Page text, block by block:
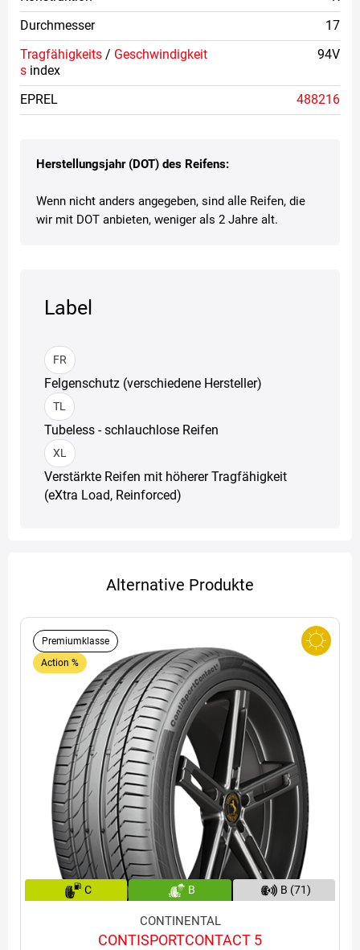
Herstellungsjahr (DOT) des Reifens:
Wenn nicht anders angegeben, sind alle Reifen, die
wir mit DOT anbieten, weniger als 2 Jahre alt.
Label
FR
Felgenschutz (verschiedene Hersteller)
TL
Tubeless - schlauchlose Reifen
XL
Verstärkte Reifen mit höherer Tragfähigkeit
(eXtra Load, Reinforced)
Durchmesser
17
Tragfähigkeits / Geschwindigkeit
s index
94V
EPREL 488216
Alternative Produkte
Premiumklasse
Action %
C B B (71)
CONTINENTAL
CONTISPORTCONTACT 5